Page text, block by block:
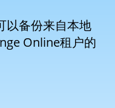
以备份来自本地
Online租户的